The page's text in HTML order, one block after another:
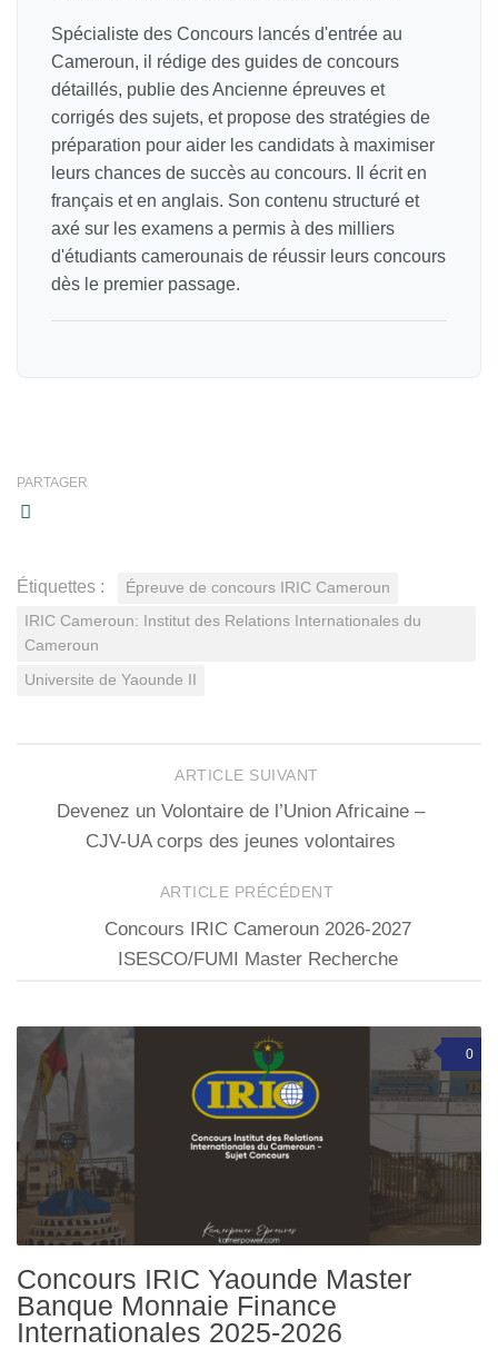
Spécialiste des Concours lancés d'entrée au
Cameroun, il rédige des guides de concours
détaillés, publie des Ancienne épreuves et
corrigés des sujets, et propose des stratégies de
préparation pour aider les candidats à maximiser
leurs chances de succès au concours. Il écrit en
français et en anglais. Son contenu structuré et
axé sur les examens a permis à des milliers
d'étudiants camerounais de réussir leurs concours
dès le premier passage.
PARTAGER
Étiquettes :
Épreuve de concours IRIC Cameroun
IRIC Cameroun: Institut des Relations Internationales du
Cameroun
Universite de Yaounde II
ARTICLE SUIVANT
Devenez un Volontaire de l’Union Africaine –
CJV-UA corps des jeunes volontaires
ARTICLE PRÉCÉDENT
Concours IRIC Cameroun 2026-2027
ISESCO/FUMI Master Recherche
0
Concours IRIC Yaounde Master
Banque Monnaie Finance
Internationales 2025-2026